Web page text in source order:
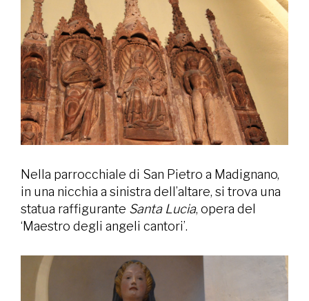
Nella parrocchiale di San Pietro a Madignano,
in una nicchia a sinistra dell’altare, si trova una
statua raffigurante Santa Lucia, opera del
‘Maestro degli angeli cantori’.